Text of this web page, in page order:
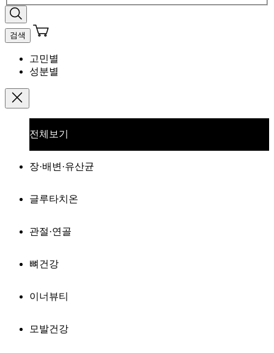
검색
고민별
성분별
전체보기
장·배변·유산균
글루타치온
관절·연골
뼈건강
이너뷰티
모발건강